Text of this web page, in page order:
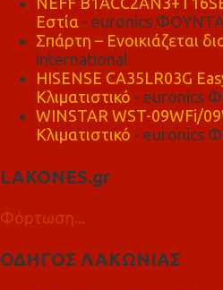
Εστία - euronics
Σπάρτη – Ενοικιάζεται
international
HISENSE CA35LR03G
Κλιματιστικό - euronics
WINSTAR WST-09WFi/
Κλιματιστικό - euronics
LAKONES.gr
Φόρτωση...
ΟΔΗΓΟΣ ΛΑΚΩΝΙΑΣ